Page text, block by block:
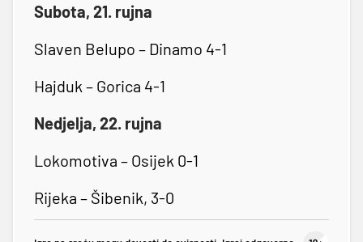
Subota, 21. rujna
Slaven Belupo – Dinamo 4-1
Hajduk – Gorica 4-1
Nedjelja, 22. rujna
Lokomotiva – Osijek 0-1
Rijeka – Šibenik, 3-0